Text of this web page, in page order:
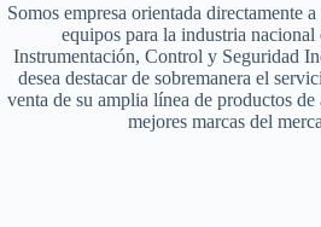
Somos empresa orientada directamente
equipos para la industria nacional
Instrumentación, Control y Seguridad
desea destacar de sobremanera el
venta de su amplia línea de productos
mejores marcas del